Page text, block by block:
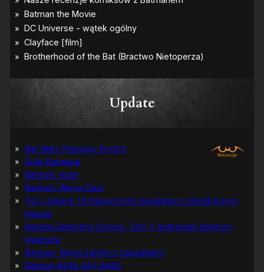
Update
Bat-Man: Pierwszy Rycerz
Grób Batmana
Batman: Hush
Batman: Wojna Cieni
Tuzy Jokera: 13 klasycznych opowieści o zbrodniczym
klaunie
Batman Detective Comics, Tom 1: Gothamski Nokturn:
Uwertura
Batman: Wojna żartów z zagadkami
Batman #445-447, #480